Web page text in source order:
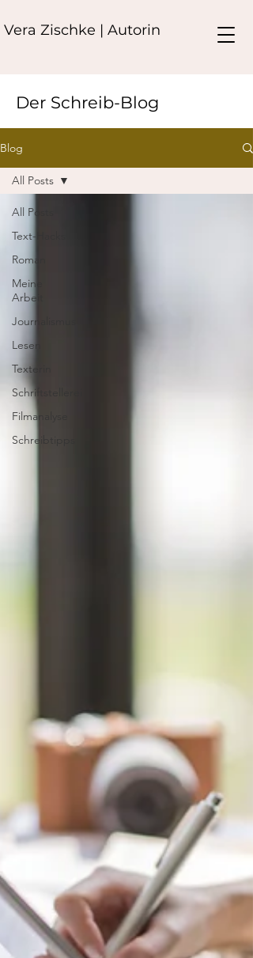
Vera Zischke | Autorin
Der Schreib-Blog
Blog
All Posts
Text-Hacks
Roman
Meine
Arbeit
Journalismus
Lesen
Texterin
Schriftstellerei
Filmanalyse
Schreibtipps
All Posts